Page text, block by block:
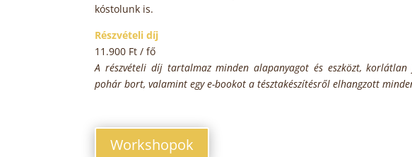
kóstolunk is.
Részvételi díj
11.900 Ft / fő
A részvételi díj tartalmaz minden alapanyagot és eszközt, korlátlan
pohár bort, valamint egy e-bookot a tésztakészítésről elhangzott
Workshopok